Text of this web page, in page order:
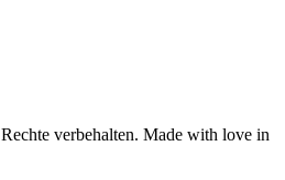
verbehalten. Made with love in